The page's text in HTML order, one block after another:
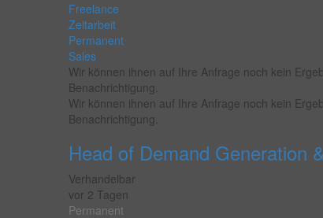
Freelance
Zeitarbeit
Permanent
Sales
Wir können ihnen auf Ihre Anfrage noch kein
Benachrichtigung.
Wir können ihnen auf Ihre Anfrage noch kein
Benachrichtigung.
Head of Demand Generation
Verhandelbar
vor 2 Tagen
Permanent